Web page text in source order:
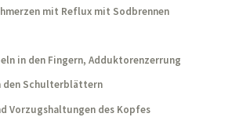
mit Reflux mit Sodbrennen
in den Fingern, Adduktorenzerrung
den Schulterblättern
Vorzugshaltungen des Kopfes